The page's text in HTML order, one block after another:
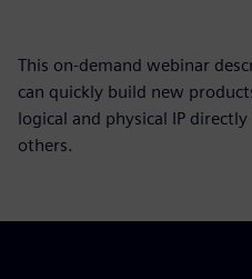
This on-demand webinar
can quickly build new
logical and physical IP
others.